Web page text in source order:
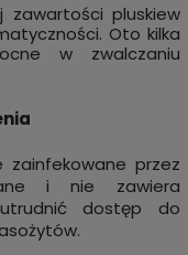
zawartości pluskiew
Oto kilka
w zwalczaniu
zainfekowane przez
i nie zawiera
dostęp do